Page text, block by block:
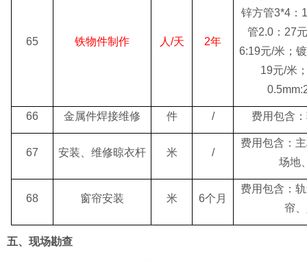
65 铁物件制作 人/天 2年
锌方管3*4：
管2.0：27
6:19元/米；
19元/米
66 金属件焊接维修 件 / 费用包含
67 安装、维修晾衣杆 米 /
费用包含：
场地
68 窗帘安装 米 6个月
费用包含：
帘
五、现场勘查